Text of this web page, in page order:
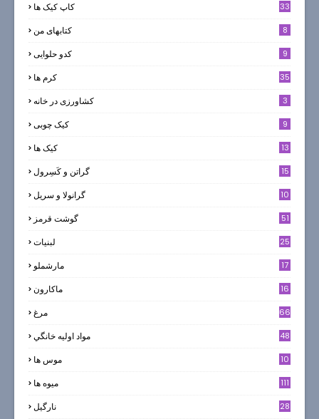
کاپ کیک ها 33
کتابهای من 8
کدو حلوایی 9
کرم ها 35
کشاورزی در خانه 3
کیک چوبی 9
کیک ها
13
گراتن و كَسِرول 15
گرانولا و سريل 10
گوشت قرمز 51
لبنيات 25
مارشملو 17
ماکارون 16
مرغ 66
مواد اوليه خانگي 48
موس ها 10
میوه ها 111
نارگيل 28